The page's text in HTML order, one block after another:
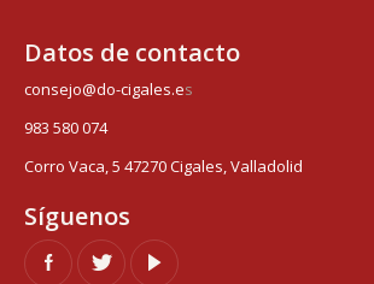
Datos de contacto
consejo@do-cigales.es
983 580 074
Corro Vaca, 5 47270 Cigales, Valladolid
Síguenos